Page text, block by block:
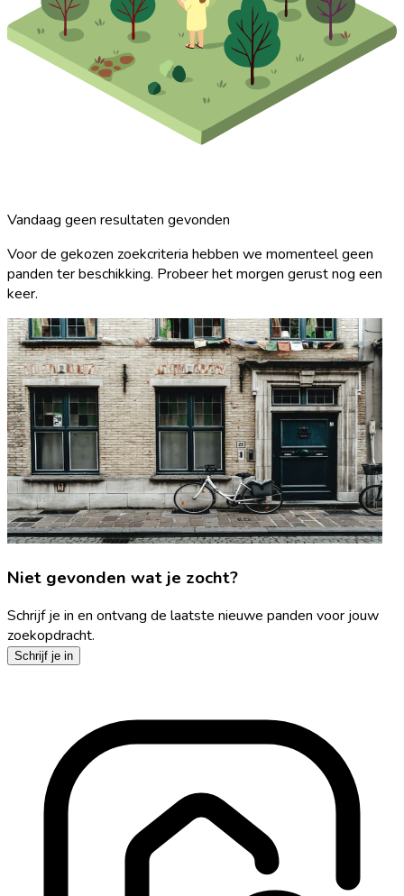
Vandaag geen resultaten gevonden
Voor de gekozen zoekcriteria hebben we momenteel geen
panden ter beschikking. Probeer het morgen gerust nog een
keer.
Niet gevonden wat je zocht?
Schrijf je in en ontvang de laatste nieuwe panden voor jouw
zoekopdracht.
Schrijf je in